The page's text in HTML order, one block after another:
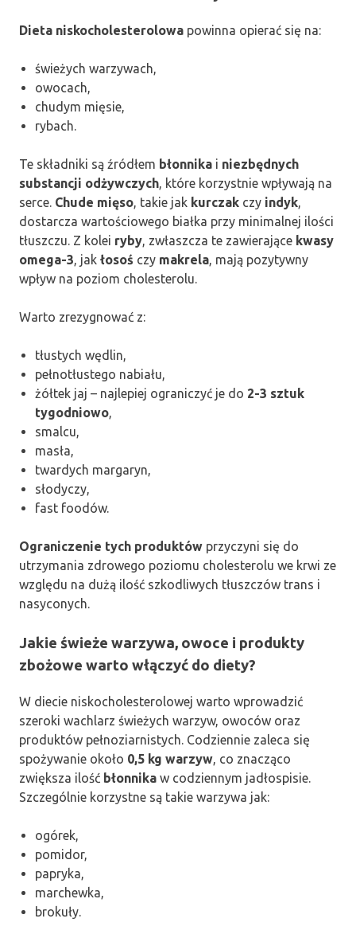
Dieta niskocholesterolowa powinna opierać się na:
świeżych warzywach,
owocach,
chudym mięsie,
rybach.
Te składniki są źródłem błonnika i niezbędnych
substancji odżywczych, które korzystnie wpływają na
serce. Chude mięso, takie jak kurczak czy indyk,
dostarcza wartościowego białka przy minimalnej ilości
tłuszczu. Z kolei ryby, zwłaszcza te zawierające kwasy
omega-3, jak łosoś czy makrela, mają pozytywny
wpływ na poziom cholesterolu.
Warto zrezygnować z:
tłustych wędlin,
pełnotłustego nabiału,
żółtek jaj – najlepiej ograniczyć je do 2-3 sztuk
tygodniowo,
smalcu,
masła,
twardych margaryn,
słodyczy,
fast foodów.
Ograniczenie tych produktów przyczyni się do
utrzymania zdrowego poziomu cholesterolu we krwi ze
względu na dużą ilość szkodliwych tłuszczów trans i
nasyconych.
Jakie świeże warzywa, owoce i produkty
zbożowe warto włączyć do diety?
W diecie niskocholesterolowej warto wprowadzić
szeroki wachlarz świeżych warzyw, owoców oraz
produktów pełnoziarnistych. Codziennie zaleca się
spożywanie około 0,5 kg warzyw , co znacząco
zwiększa ilość błonnika w codziennym jadłospisie.
Szczególnie korzystne są takie warzywa jak:
ogórek,
pomidor,
papryka,
marchewka,
brokuły.